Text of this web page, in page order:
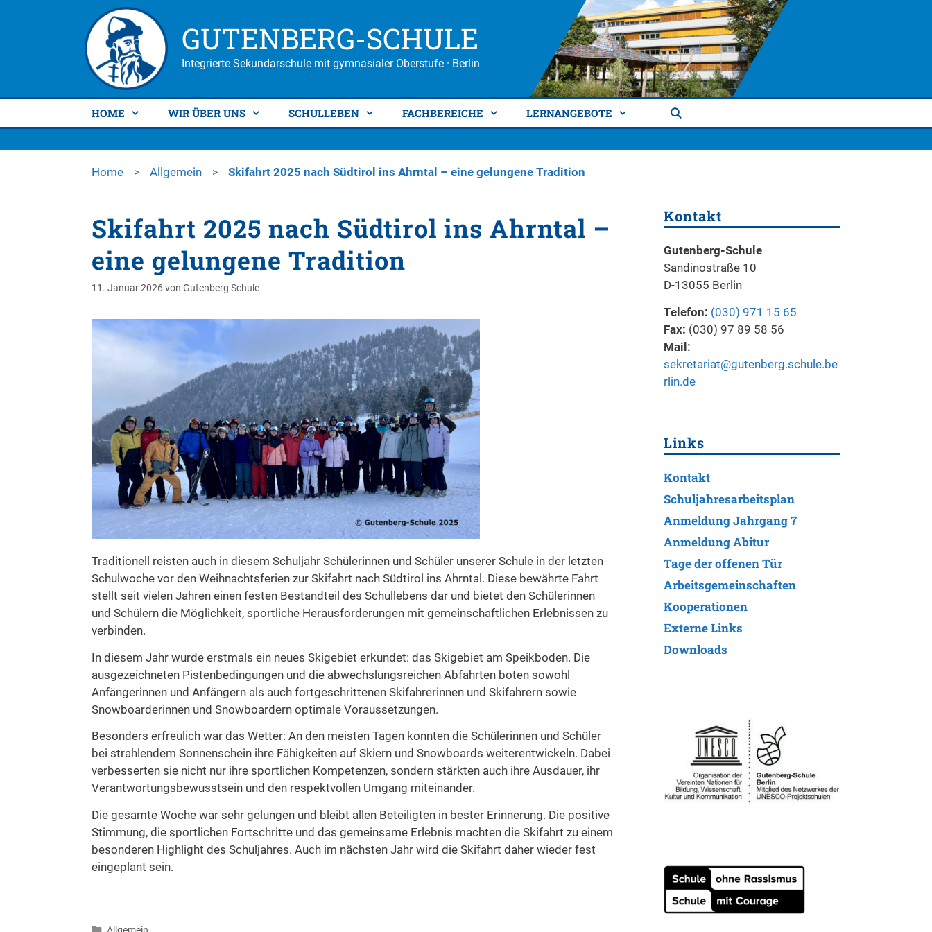
GUTENBERG-SCHULE
Integrierte Sekundarschule mit gymnasialer Oberstufe · Berlin
HOME WIR ÜBER UNS SCHULLEBEN FACHBEREICHE LERNANGEBOTE
Home > Allgemein > Skifahrt 2025 nach Südtirol ins Ahrntal – eine gelungene Tradition
Skifahrt 2025 nach Südtirol ins Ahrntal –
eine gelungene Tradition
11. Januar 2026von Gutenberg Schule
Traditionell reisten auch in diesem Schuljahr Schülerinnen und Schüler unserer Schule in der letzten
Schulwoche vor den Weihnachtsferien zur Skifahrt nach Südtirol ins Ahrntal. Diese bewährte Fahrt
stellt seit vielen Jahren einen festen Bestandteil des Schullebens dar und bietet den Schülerinnen
und Schülern die Möglichkeit, sportliche Herausforderungen mit gemeinschaftlichen Erlebnissen zu
verbinden.
In diesem Jahr wurde erstmals ein neues Skigebiet erkundet: das Skigebiet am Speikboden. Die
ausgezeichneten Pistenbedingungen und die abwechslungsreichen Abfahrten boten sowohl
Anfängerinnen und Anfängern als auch fortgeschrittenen Skifahrerinnen und Skifahrern sowie
Snowboarderinnen und Snowboardern optimale Voraussetzungen.
Besonders erfreulich war das Wetter: An den meisten Tagen konnten die Schülerinnen und Schüler
bei strahlendem Sonnenschein ihre Fähigkeiten auf Skiern und Snowboards weiterentwickeln. Dabei
verbesserten sie nicht nur ihre sportlichen Kompetenzen, sondern stärkten auch ihre Ausdauer, ihr
Verantwortungsbewusstsein und den respektvollen Umgang miteinander.
Die gesamte Woche war sehr gelungen und bleibt allen Beteiligten in bester Erinnerung. Die positive
Stimmung, die sportlichen Fortschritte und das gemeinsame Erlebnis machten die Skifahrt zu einem
besonderen Highlight des Schuljahres. Auch im nächsten Jahr wird die Skifahrt daher wieder fest
eingeplant sein.
Kategorien
Kontakt
Gutenberg-Schule
Sandinostraße 10
D-13055 Berlin
Telefon: (030) 971 15 65
Fax: (030) 97 89 58 56
Mail:
sekretariat@gutenberg.schule.be
rlin.de
Links
Kontakt
Schuljahresarbeitsplan
Anmeldung Jahrgang 7
Anmeldung Abitur
Tage der offenen Tür
Arbeitsgemeinschaften
Kooperationen
Externe Links
Downloads